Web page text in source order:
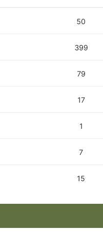
50
399
79
17
1
7
15